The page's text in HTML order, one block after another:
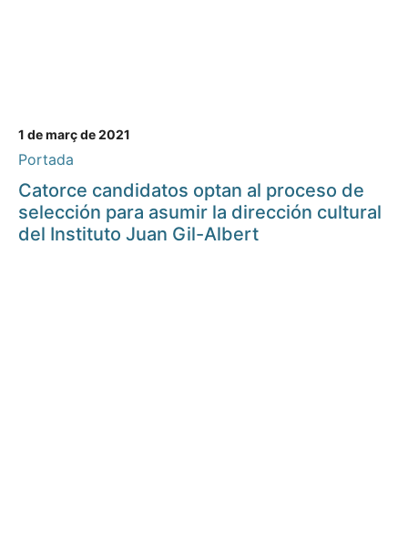
1 de març de 2021
Portada
Catorce candidatos optan al proceso de
selección para asumir la dirección cultural
del Instituto Juan Gil-Albert